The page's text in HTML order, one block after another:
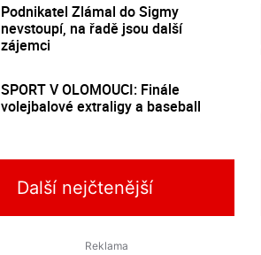
Podnikatel Zlámal do Sigmy
nevstoupí, na řadě jsou další
zájemci
SPORT V OLOMOUCI: Finále
volejbalové extraligy a baseball
Další nejčtenější